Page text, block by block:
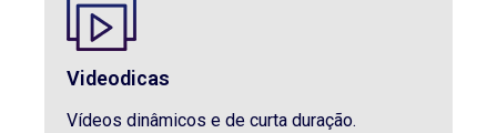
Videodicas
Vídeos dinâmicos e de curta duração.